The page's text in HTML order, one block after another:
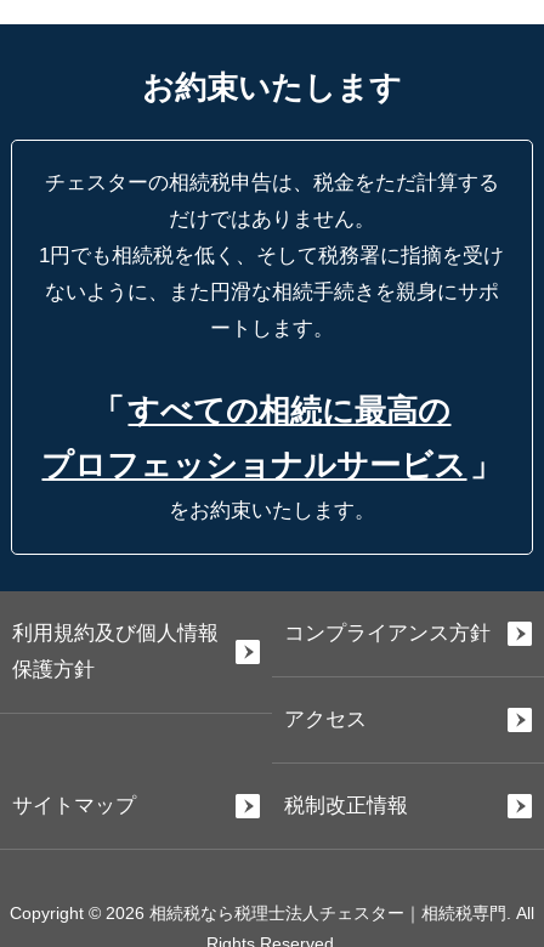
お約束いたします
チェスターの相続税申告は、税金をただ計算する
だけではありません。
1円でも相続税を低く、そして税務署に指摘を受け
ないように、
また円滑な相続手続きを親身にサポ
ートします。
「 すべての相続に最高の
プロフェッショナルサービス 」
をお約束いたします。
利用規約及び個人情報
保護方針
コンプライアンス方針
アクセス
サイトマップ 税制改正情報
Copyright © 2026 相続税なら税理士法人チェスター｜相続税専門. All